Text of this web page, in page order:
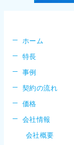
ホーム
特長
事例
契約の流れ
価格
会社情報
会社概要